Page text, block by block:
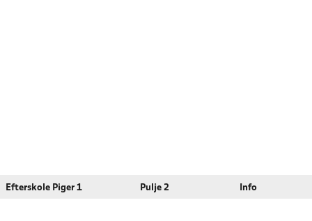
Efterskole Piger 1 Pulje 2 Info